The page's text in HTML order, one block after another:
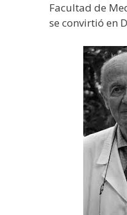
Facultad de
se convirtió en